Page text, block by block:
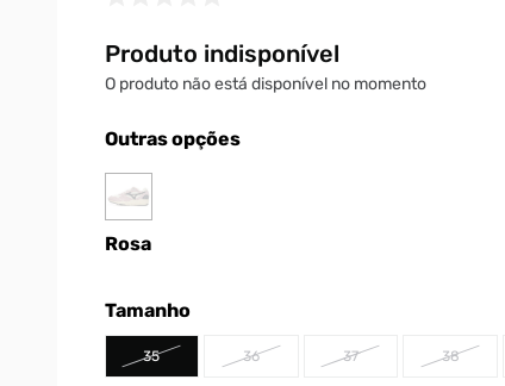
Produto indisponível
O produto não está disponível no momento
Outras opções
Rosa
Tamanho
35 36 37 38